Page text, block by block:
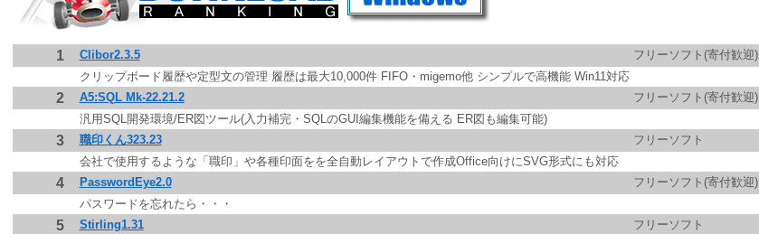
1 Clibor2.3.5 フリーソフト(寄付歓迎)
クリップボード履歴や定型文の管理 履歴は最大10,000件 FIFO・migemo他 シンプルで高機能 Win11対応
2 A5:SQL Mk-22.21.2 フリーソフト(寄付歓迎)
汎用SQL開発環境/ER図ツール(入力補完・SQLのGUI編集機能を備える ER図も編集可能)
3 職印くん323.23 フリーソフト
会社で使用するような「職印」や各種印面をを全自動レイアウトで作成Office向けにSVG形式にも対応
4 PasswordEye2.0 フリーソフト(寄付歓迎)
パスワードを忘れたら・・・
5 Stirling1.31 フリーソフト